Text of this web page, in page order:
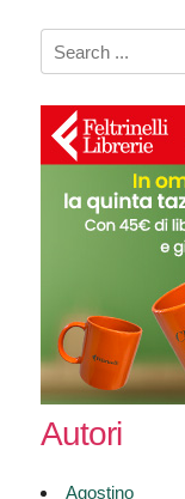
Search
for:
Autori
Agostino